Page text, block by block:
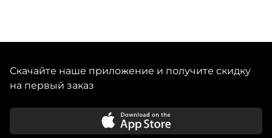
Скачайте наше приложение и получите скидку
на первый заказ